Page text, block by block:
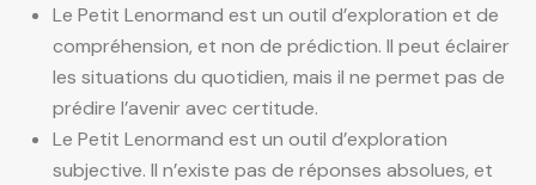
Le Petit Lenormand est un outil d’exploration et de
compréhension, et non de prédiction. Il peut éclairer
les situations du quotidien, mais il ne permet pas de
prédire l’avenir avec certitude.
Le Petit Lenormand est un outil d’exploration
subjective. Il n’existe pas de réponses absolues, et